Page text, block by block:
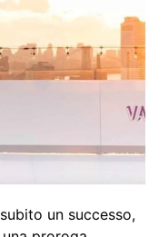
un successo,